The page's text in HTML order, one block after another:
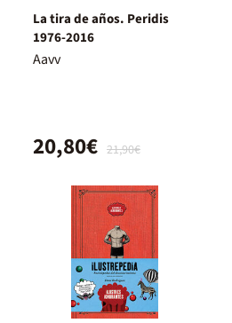
La tira de años. Peridis
1976-2016
Aavv
21,90€
20,80€